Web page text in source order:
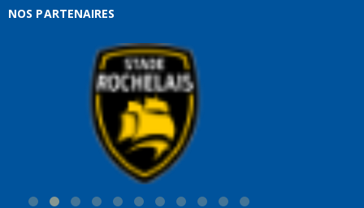
NOS PARTENAIRES